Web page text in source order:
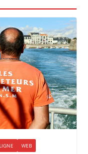
WEB